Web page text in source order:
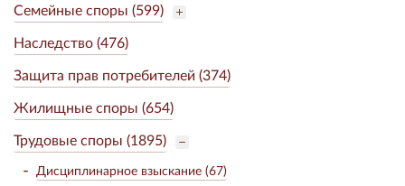
Семейные споры (599)
Наследство (476)
Защита прав потребителей (374)
Жилищные споры (654)
Трудовые споры (1895)
Дисциплинарное взыскание (67)